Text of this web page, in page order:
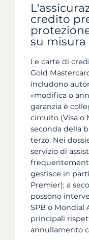
credito
su misura
Le carte di
Gold
includono
«modifica o
garanzia è
circuito (Visa o
seconda della
terzo. Nei
servizio di
gestisce in
Premier); a
possono
SPB o Mondial
principali
annullamento